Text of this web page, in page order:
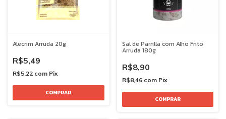
Alecrim Arruda 20g
R$5,49
R$5,22 com Pix
Sal de Parrilla com Alho Frito
Arruda 180g
R$8,90
R$8,46 com Pix